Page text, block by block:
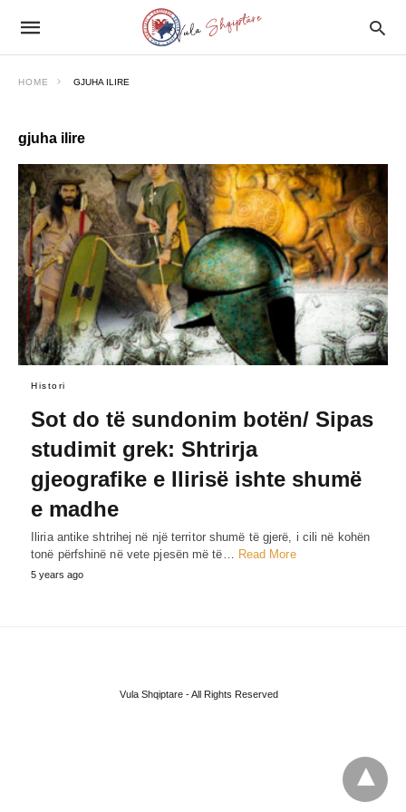
HOME GJUHA ILIRE
gjuha ilire
Histori
Sot do të sundonim botën/ Sipas
studimit grek: Shtrirja
gjeografike e Ilirisë ishte shumë
e madhe
Iliria antike shtrihej në një territor shumë të gjerë, i cili në kohën
tonë përfshinë në vete pjesën më të… Read More
5 years ago
Vula Shqiptare - All Rights Reserved